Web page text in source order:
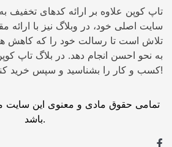
تاپ کوپن علاوه بر ارائه کدهای تخفیف
سایت اصلی خود، در وبلاگ نیز با ارائه
تلاش است تا رسالت خود را که کاهش
به نحو احسن انجام دهد. در بلاگ تاپ
کسب و کار را بشناسید و سپس خرید کنید!
تمامی حقوق مادی و معنوی این سایت
باشد.